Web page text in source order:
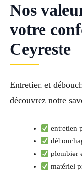
Nos
votre
Ceyreste
Entretien et
découvrez notre
entretien
plombier
matériel